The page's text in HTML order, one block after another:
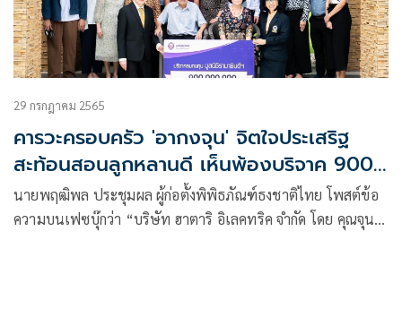
29 กรกฎาคม 2565
คารวะครอบครัว 'อากงจุน' จิตใจประเสริฐ
สะท้อนสอนลูกหลานดี เห็นพ้องบริจาค 900
ล้าน
นายพฤฒิพล ประชุมผล ผู้ก่อตั้งพิพิธภัณฑ์ธงชาติไทย โพสต์ข้อ
ความบนเฟซบุ๊กว่า “บริษัท ฮาตาริ อิเลคทริค จำกัด โดย คุณจุน-